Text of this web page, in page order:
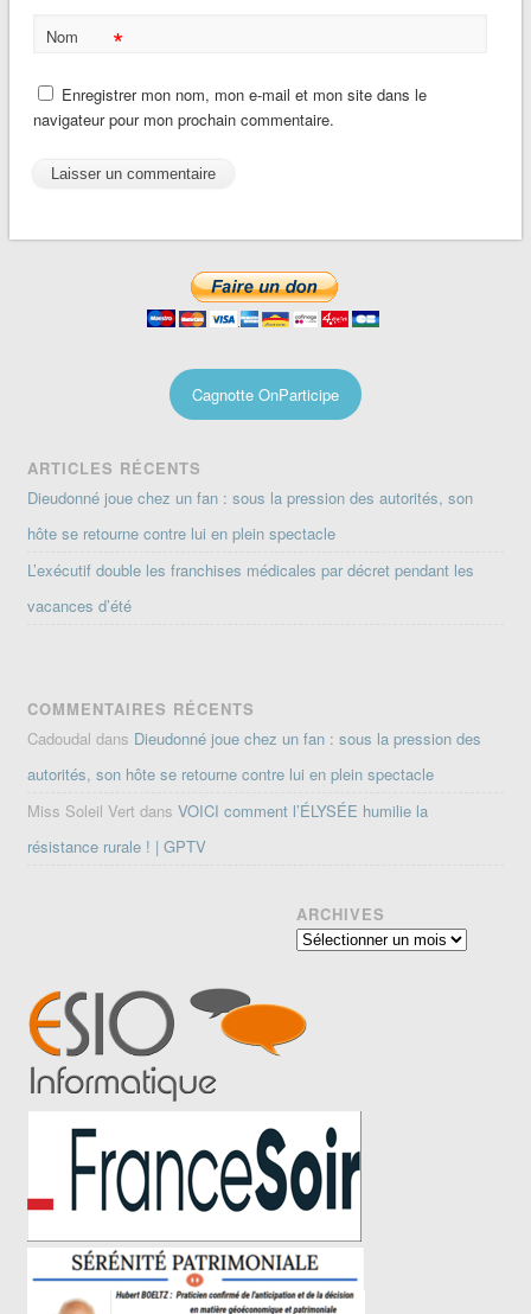
Nom *
Enregistrer mon nom, mon e-mail et mon site dans le
navigateur pour mon prochain commentaire.
Cagnotte OnParticipe
ARTICLES RÉCENTS
Dieudonné joue chez un fan : sous la pression des autorités, son
hôte se retourne contre lui en plein spectacle
L’exécutif double les franchises médicales par décret pendant les
vacances d’été
COMMENTAIRES RÉCENTS
Cadoudal dans Dieudonné joue chez un fan : sous la pression des
autorités, son hôte se retourne contre lui en plein spectacle
Miss Soleil Vert dansVOICI comment l’ÉLYSÉE humilie la
résistance rurale ! | GPTV
ARCHIVES
Archives